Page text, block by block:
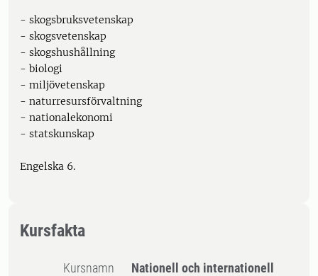
- skogsbruksvetenskap
- skogsvetenskap
- skogshushållning
- biologi
- miljövetenskap
- naturresursförvaltning
- nationalekonomi
- statskunskap
Engelska 6.
Kursfakta
Kursnamn
Nationell och internationell